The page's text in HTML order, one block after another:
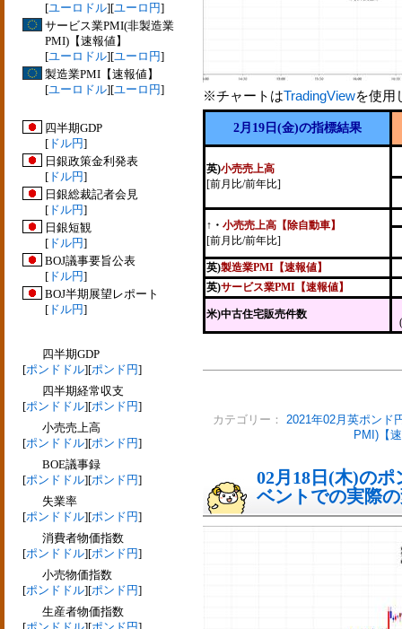
[ユーロドル][ユーロ円]
サービス業PMI(非製造業
PMI)【速報値】
[ユーロドル][ユーロ円]
製造業PMI【速報値】
[ユーロドル][ユーロ円]
四半期GDP
[ ドル円]
日銀政策金利発表
[ ドル円]
日銀総裁記者会見
[ ドル円]
日銀短観
[ ドル円]
BOJ議事要旨公表
[ ドル円]
BOJ半期展望レポート
[ ドル円]
四半期GDP
[ポンドドル][ポンド円]
四半期経常収支
[ポンドドル][ポンド円]
小売売上高
[ポンドドル][ポンド円]
BOE議事録
[ポンドドル][ポンド円]
失業率
[ポンドドル][ポンド円]
消費者物価指数
[ポンドドル][ポンド円]
小売物価指数
[ポンドドル][ポンド円]
生産者物価指数
※チャートはTradingViewを使用
2月19日(金)の指標結果
英)小売売上高
[前月比/前年比]
↑ ・ 小売売上高【除自動車】
[前月比/前年比]
英)製造業PMI【速報値】
英)サービス業PMI【速報値】
米)中古住宅販売件数
カテゴリー： 2021年02月英ポンド
PMI)【
02月18日(木)の
ベントでの実際